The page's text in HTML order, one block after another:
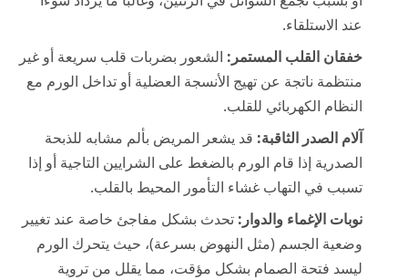
عند الاستلقاء.
خفقان القلب المستمر: الشعور بضربات قلب سريعة أو غير
منتظمة ناتجة عن تهيج الأنسجة العضلية أو تداخل الورم مع
النظام الكهربائي للقلب.
آلام الصدر الثاقبة: قد يشعر المريض بألم مشابه للذبحة
الصدرية إذا قام الورم بالضغط على الشرايين التاجية أو إذا
تسبب في التهاب غشاء التأمور المحيط بالقلب.
نوبات الإغماء والدوار: تحدث بشكل مفاجئ خاصة عند تغيير
وضعية الجسم (مثل النهوض بسرعة)، حيث يتحرك الورم
ليسد فتحة الصمام بشكل مؤقت، مما يقلل من تروية